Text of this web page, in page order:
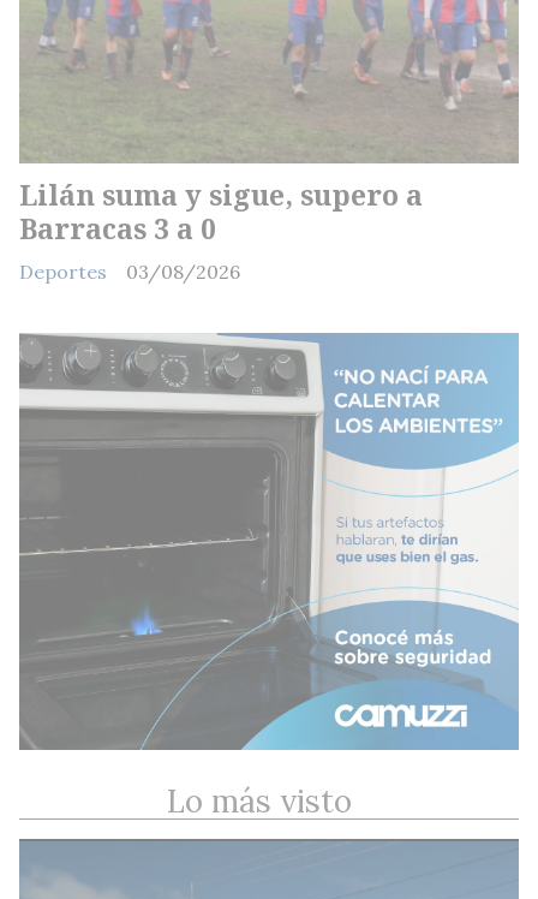
Lilán suma y sigue, supero a
Barracas 3 a 0
Deportes 03/08/2026
Lo más visto